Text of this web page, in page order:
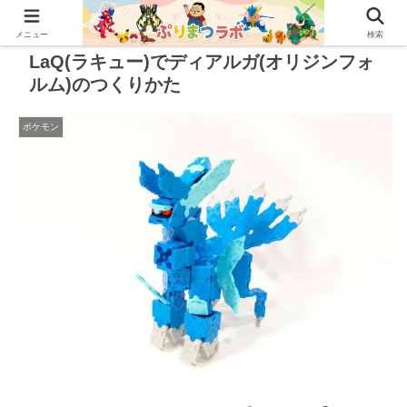
LaQ(ラキュー)でディアルガ(オリジンフォ
ルム)のつくりかた
ポケモン
メニュー 検索